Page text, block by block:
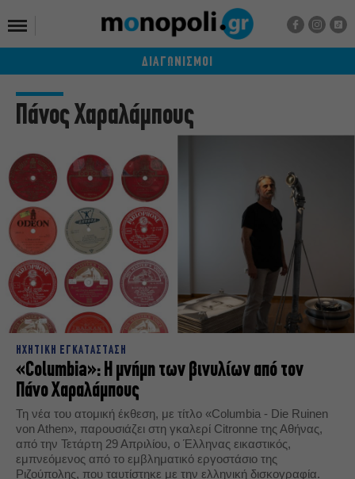
ΔΙΑΓΩΝΙΣΜΟΙ
Πάνος Χαραλάμπους
ΗΧΗΤΙΚΗ ΕΓΚΑΤΑΣΤΑΣΗ
«Columbia»: Η μνήμη των βινυλίων από τον
Πάνο Χαραλάμπους
Τη νέα του ατομική έκθεση, με τίτλο «Columbia - Die Ruinen
von Athen», παρουσιάζει στη γκαλερί Citronne της Αθήνας,
από την Τετάρτη 29 Απριλίου, ο Έλληνας εικαστικός,
εμπνεόμενος από το εμβληματικό εργοστάσιο της
Ριζούπολης, που ταυτίστηκε με την ελληνική δισκογραφία.